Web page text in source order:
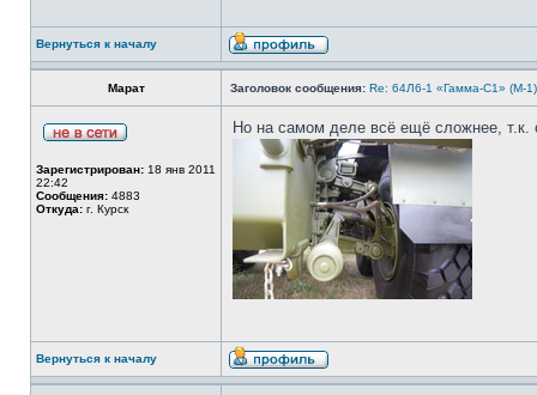
Вернуться к началу
Марат Заголовок сообщения: Re: 64Л6-1 «Гамма-С1» (М-
Зарегистрирован: 18 янв 2011
22:42
Сообщения: 4883
Откуда: г. Курск
Но на самом деле всё ещё сложнее, т.к.
Вернуться к началу